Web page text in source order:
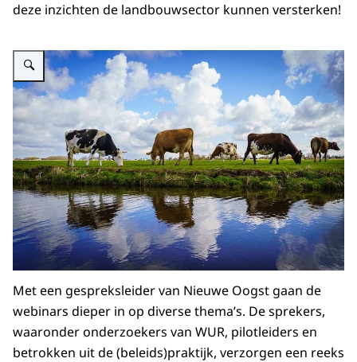
deze inzichten de landbouwsector kunnen versterken!
Vergroot afbeelding Weiland met 5 koeien en sloot op voorgrond
Met een gespreksleider van Nieuwe Oogst gaan de
webinars dieper in op diverse thema’s. De sprekers,
waaronder onderzoekers van WUR, pilotleiders en
betrokken uit de (beleids)praktijk, verzorgen een reeks